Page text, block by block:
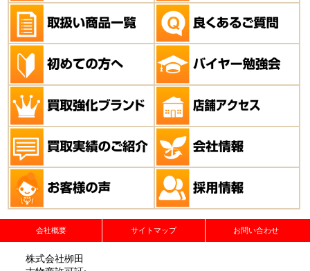
会社概要 サイトマップ お問い合わせ
株式会社栁田